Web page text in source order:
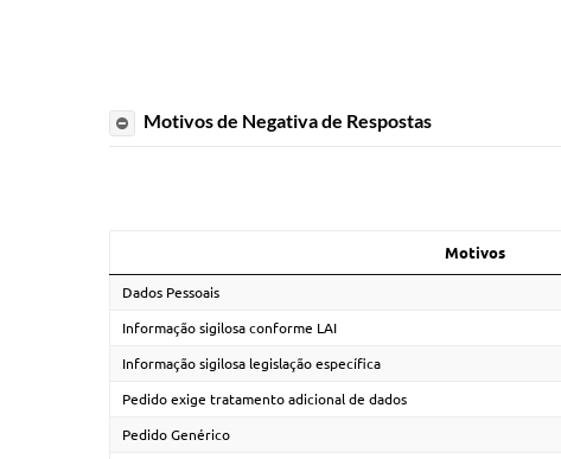
Motivos de Negativa de Respostas
Motivos
Dados Pessoais
Informação sigilosa conforme LAI
Informação sigilosa legislação específica
Pedido exige tratamento adicional de dados
Pedido Genérico